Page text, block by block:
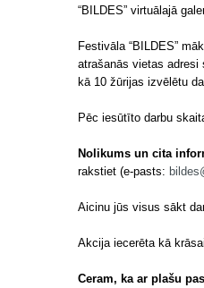
“BILDES” virtuālajā
Festivāla “BILDES”
atrašanās vietas adresi
kā 10 žūrijas izvēlētu
Pēc iesūtīto darbu
Nolikums un cita
rakstiet (e-pasts:
Aicinu jūs visus sākt
Akcija iecerēta kā
Ceram, ka ar plašu